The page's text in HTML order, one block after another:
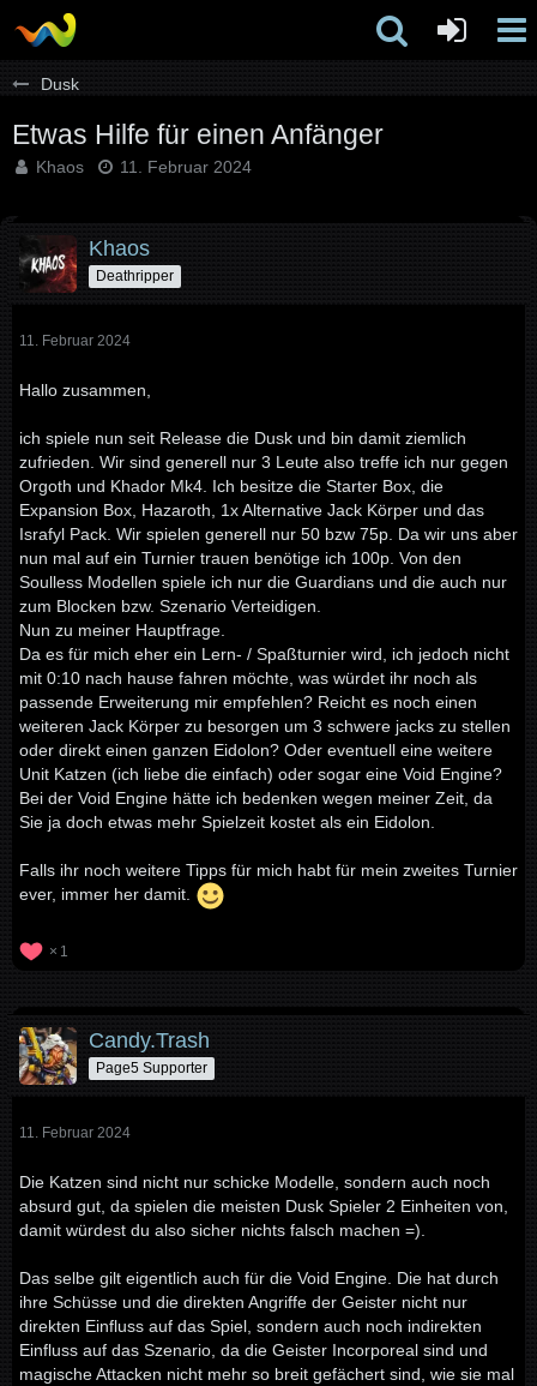
Dusk
Etwas Hilfe für einen Anfänger
Khaos 11. Februar 2024
Khaos
Deathripper
11. Februar 2024
Hallo zusammen,
ich spiele nun seit Release die Dusk und bin damit ziemlich
zufrieden. Wir sind generell nur 3 Leute also treffe ich nur gegen
Orgoth und Khador Mk4. Ich besitze die Starter Box, die
Expansion Box, Hazaroth, 1x Alternative Jack Körper und das
Israfyl Pack. Wir spielen generell nur 50 bzw 75p. Da wir uns aber
nun mal auf ein Turnier trauen benötige ich 100p. Von den
Soulless Modellen spiele ich nur die Guardians und die auch nur
zum Blocken bzw. Szenario Verteidigen.
Nun zu meiner Hauptfrage.
Da es für mich eher ein Lern- / Spaßturnier wird, ich jedoch nicht
mit 0:10 nach hause fahren möchte, was würdet ihr noch als
passende Erweiterung mir empfehlen? Reicht es noch einen
weiteren Jack Körper zu besorgen um 3 schwere jacks zu stellen
oder direkt einen ganzen Eidolon? Oder eventuell eine weitere
Unit Katzen (ich liebe die einfach) oder sogar eine Void Engine?
Bei der Void Engine hätte ich bedenken wegen meiner Zeit, da
Sie ja doch etwas mehr Spielzeit kostet als ein Eidolon.
Falls ihr noch weitere Tipps für mich habt für mein zweites Turnier
ever, immer her damit.
1
Candy.Trash
Page5 Supporter
11. Februar 2024
Die Katzen sind nicht nur schicke Modelle, sondern auch noch
absurd gut, da spielen die meisten Dusk Spieler 2 Einheiten von,
damit würdest du also sicher nichts falsch machen =).
Das selbe gilt eigentlich auch für die Void Engine. Die hat durch
ihre Schüsse und die direkten Angriffe der Geister nicht nur
direkten Einfluss auf das Spiel, sondern auch noch indirekten
Einfluss auf das Szenario, da die Geister Incorporeal sind und
magische Attacken nicht mehr so breit gefächert sind, wie sie mal